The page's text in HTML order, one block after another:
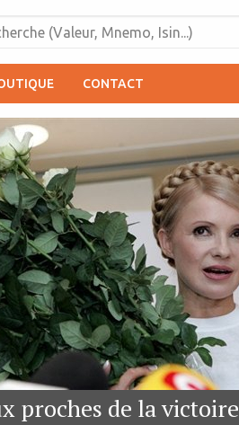
CONTACT
proches de la victoire